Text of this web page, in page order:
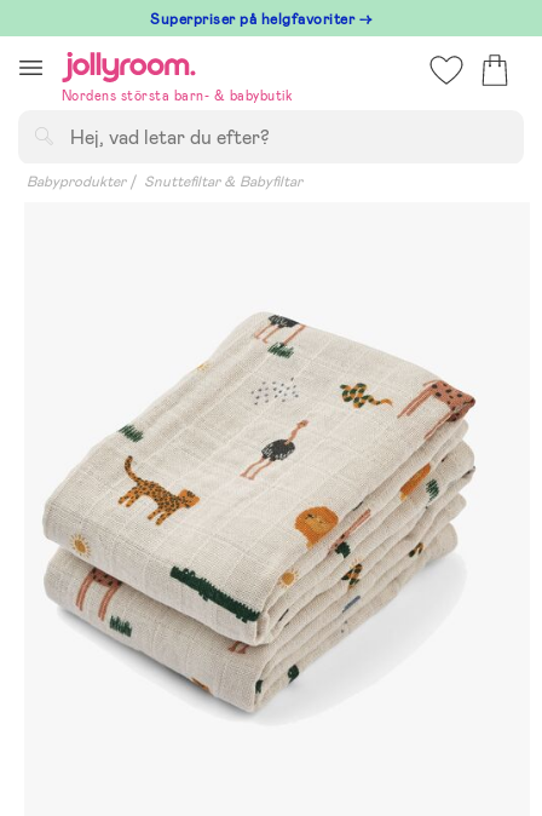
till
innehållet
Superpriser på helgfavoriter →
Nordens största barn- & babybutik
Babyprodukter Snuttefiltar & Babyfiltar